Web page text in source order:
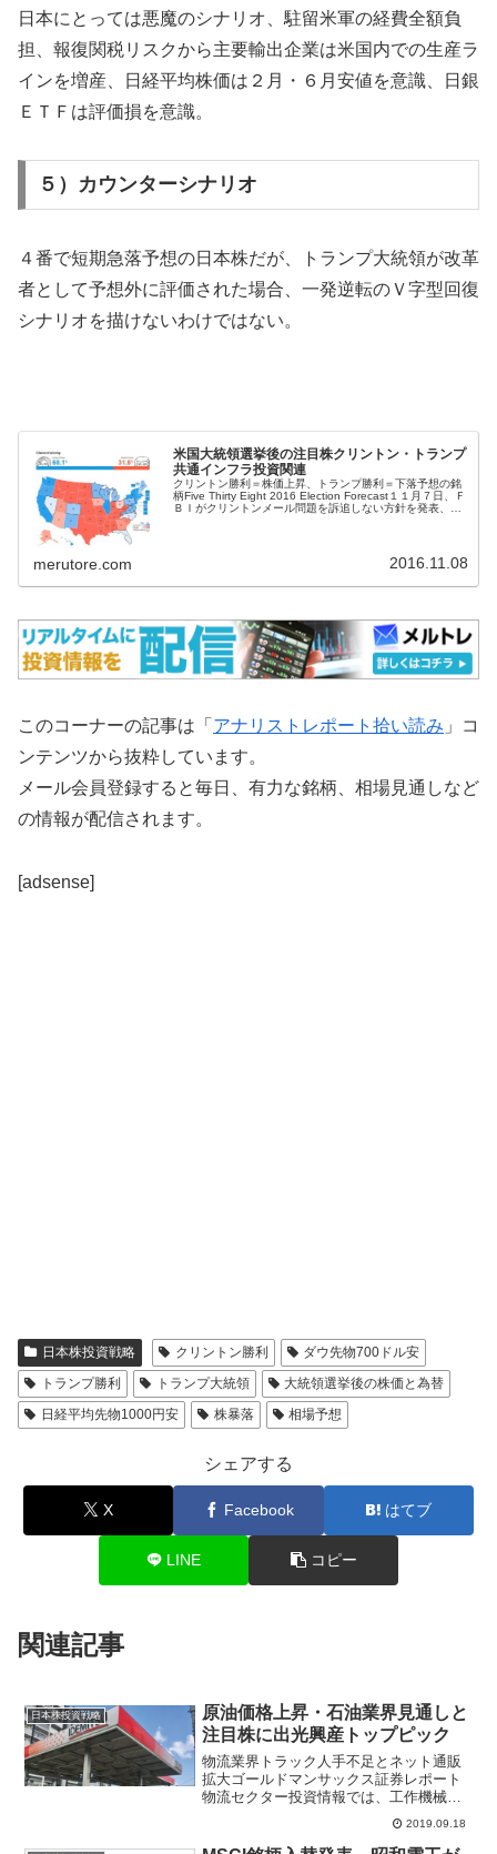
日本にとっては悪魔のシナリオ、駐留米軍の経費全額負
担、報復関税リスクから主要輸出企業は米国内での生産ラ
インを増産、日経平均株価は２月・６月安値を意識、日銀
ＥＴＦは評価損を意識。
５）カウンターシナリオ
４番で短期急落予想の日本株だが、トランプ大統領が改革
者として予想外に評価された場合、一発逆転のＶ字型回復
シナリオを描けないわけではない。
米国大統領選挙後の注目株クリントン・トランプ
共通インフラ投資関連
クリントン勝利＝株価上昇、トランプ勝利＝下落予想の銘
柄Five Thirty Eight 2016 Election Forecast１１月７日、Ｆ
ＢＩがクリントンメール問題を訴追しない方針を発表、ト
merutore.com 2016.11.08
このコーナーの記事は「 アナリストレポート拾い読み 」コ
ンテンツから抜粋しています。
メール会員登録すると毎日、有力な銘柄、相場見通しなど
の情報が配信されます。
[adsense]
日本株投資戦略 クリントン勝利
ダウ先物700ドル安
トランプ勝利
トランプ大統領
大統領選挙後の株価と為替
日経平均先物1000円安
株暴落 相場予想
シェアする
X Facebook はてブ
LINE コピー
関連記事
日本株投資戦略
原油価格上昇・石油業界見通しと
注目株に出光興産トップピック
物流業界トラック人手不足とネット通販
拡大ゴールドマンサックス証券レポート
物流セクター投資情報では、工作機械受
注や半導体出荷の前年比マイナス幅が概
ね底入れしたことから、航空貨物輸送量
は2019年内に底入れ、2021年3月期前半
2019.09.18